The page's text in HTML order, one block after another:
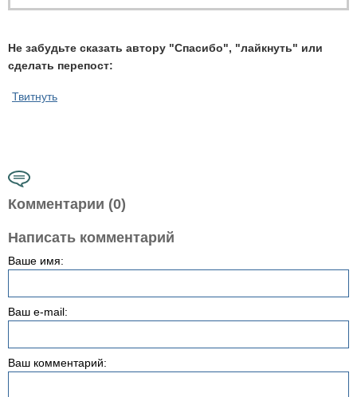
Не забудьте сказать автору "Спасибо", "лайкнуть" или
сделать перепост:
Твитнуть
Комментарии (0)
Написать комментарий
Ваше имя:
Ваш e-mail:
Ваш комментарий: